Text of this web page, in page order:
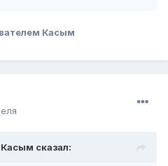
Касым
Касым сказал: